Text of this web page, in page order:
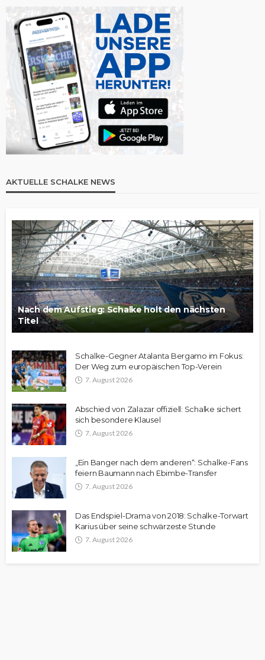
AKTUELLE SCHALKE NEWS
Nach dem Aufstieg: Schalke holt den nächsten
Titel
Schalke-Gegner Atalanta Bergamo im Fokus:
Der Weg zum europäischen Top-Verein
7. August 2026
Abschied von Zalazar offiziell: Schalke sichert
sich besondere Klausel
7. August 2026
„Ein Banger nach dem anderen“: Schalke-Fans
feiern Baumann nach Ebimbe-Transfer
7. August 2026
Das Endspiel-Drama von 2018: Schalke-Torwart
Karius über seine schwärzeste Stunde
7. August 2026